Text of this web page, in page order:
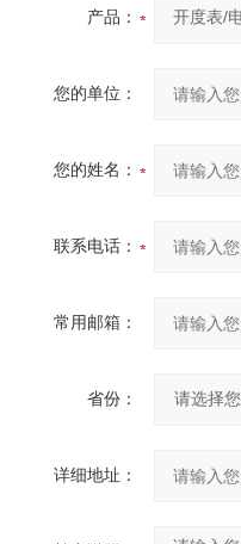
产品：
您的单位：
您的姓名：
联系电话：
常用邮箱：
省份：
详细地址：